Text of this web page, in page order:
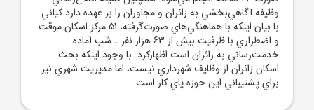
وظيفه آگاهي‌بخشي به زائران و مجاوران را بر عهده دارد.کياني
با بيان اينکه با هماهنگي‌هاي صورت‌گرفته، 51 مرکز اسکان موقت
و اضطراري با ظرفيت بيش از 63 هزار نفر ـ شب آماده
خدمت‌رساني به زائران است اظهارکرد: با وجود اينکه بحث
اسکان زائران از وظايف شهرداري نيست، اما مديريت شهري نيز
براي پشتيباني اين حوزه پاي کار است.